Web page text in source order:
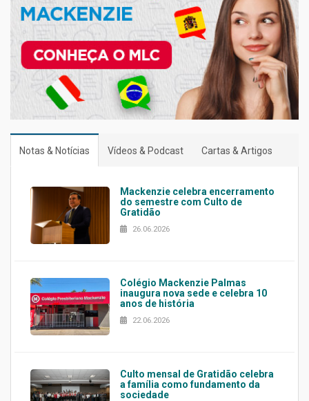
Notas & Notícias Vídeos & Podcast Cartas & Artigos
Mackenzie celebra encerramento
do semestre com Culto de
Gratidão
26.06.2026
Colégio Mackenzie Palmas
inaugura nova sede e celebra 10
anos de história
22.06.2026
Culto mensal de Gratidão celebra
a família como fundamento da
sociedade